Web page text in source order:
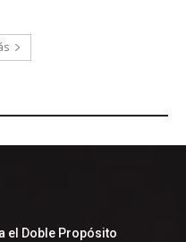
el Doble Propósito